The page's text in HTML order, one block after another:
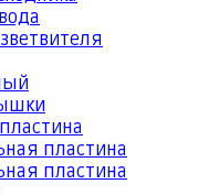
пластина
пластина